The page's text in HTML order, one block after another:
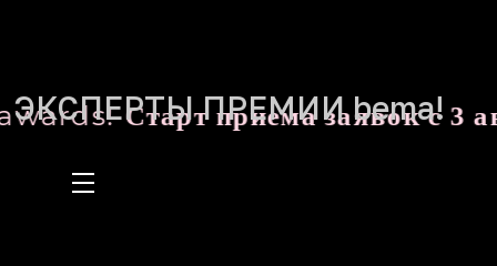
Старт приема заявок с 3
ЭКСПЕРТЫ ПРЕМИИ bema!